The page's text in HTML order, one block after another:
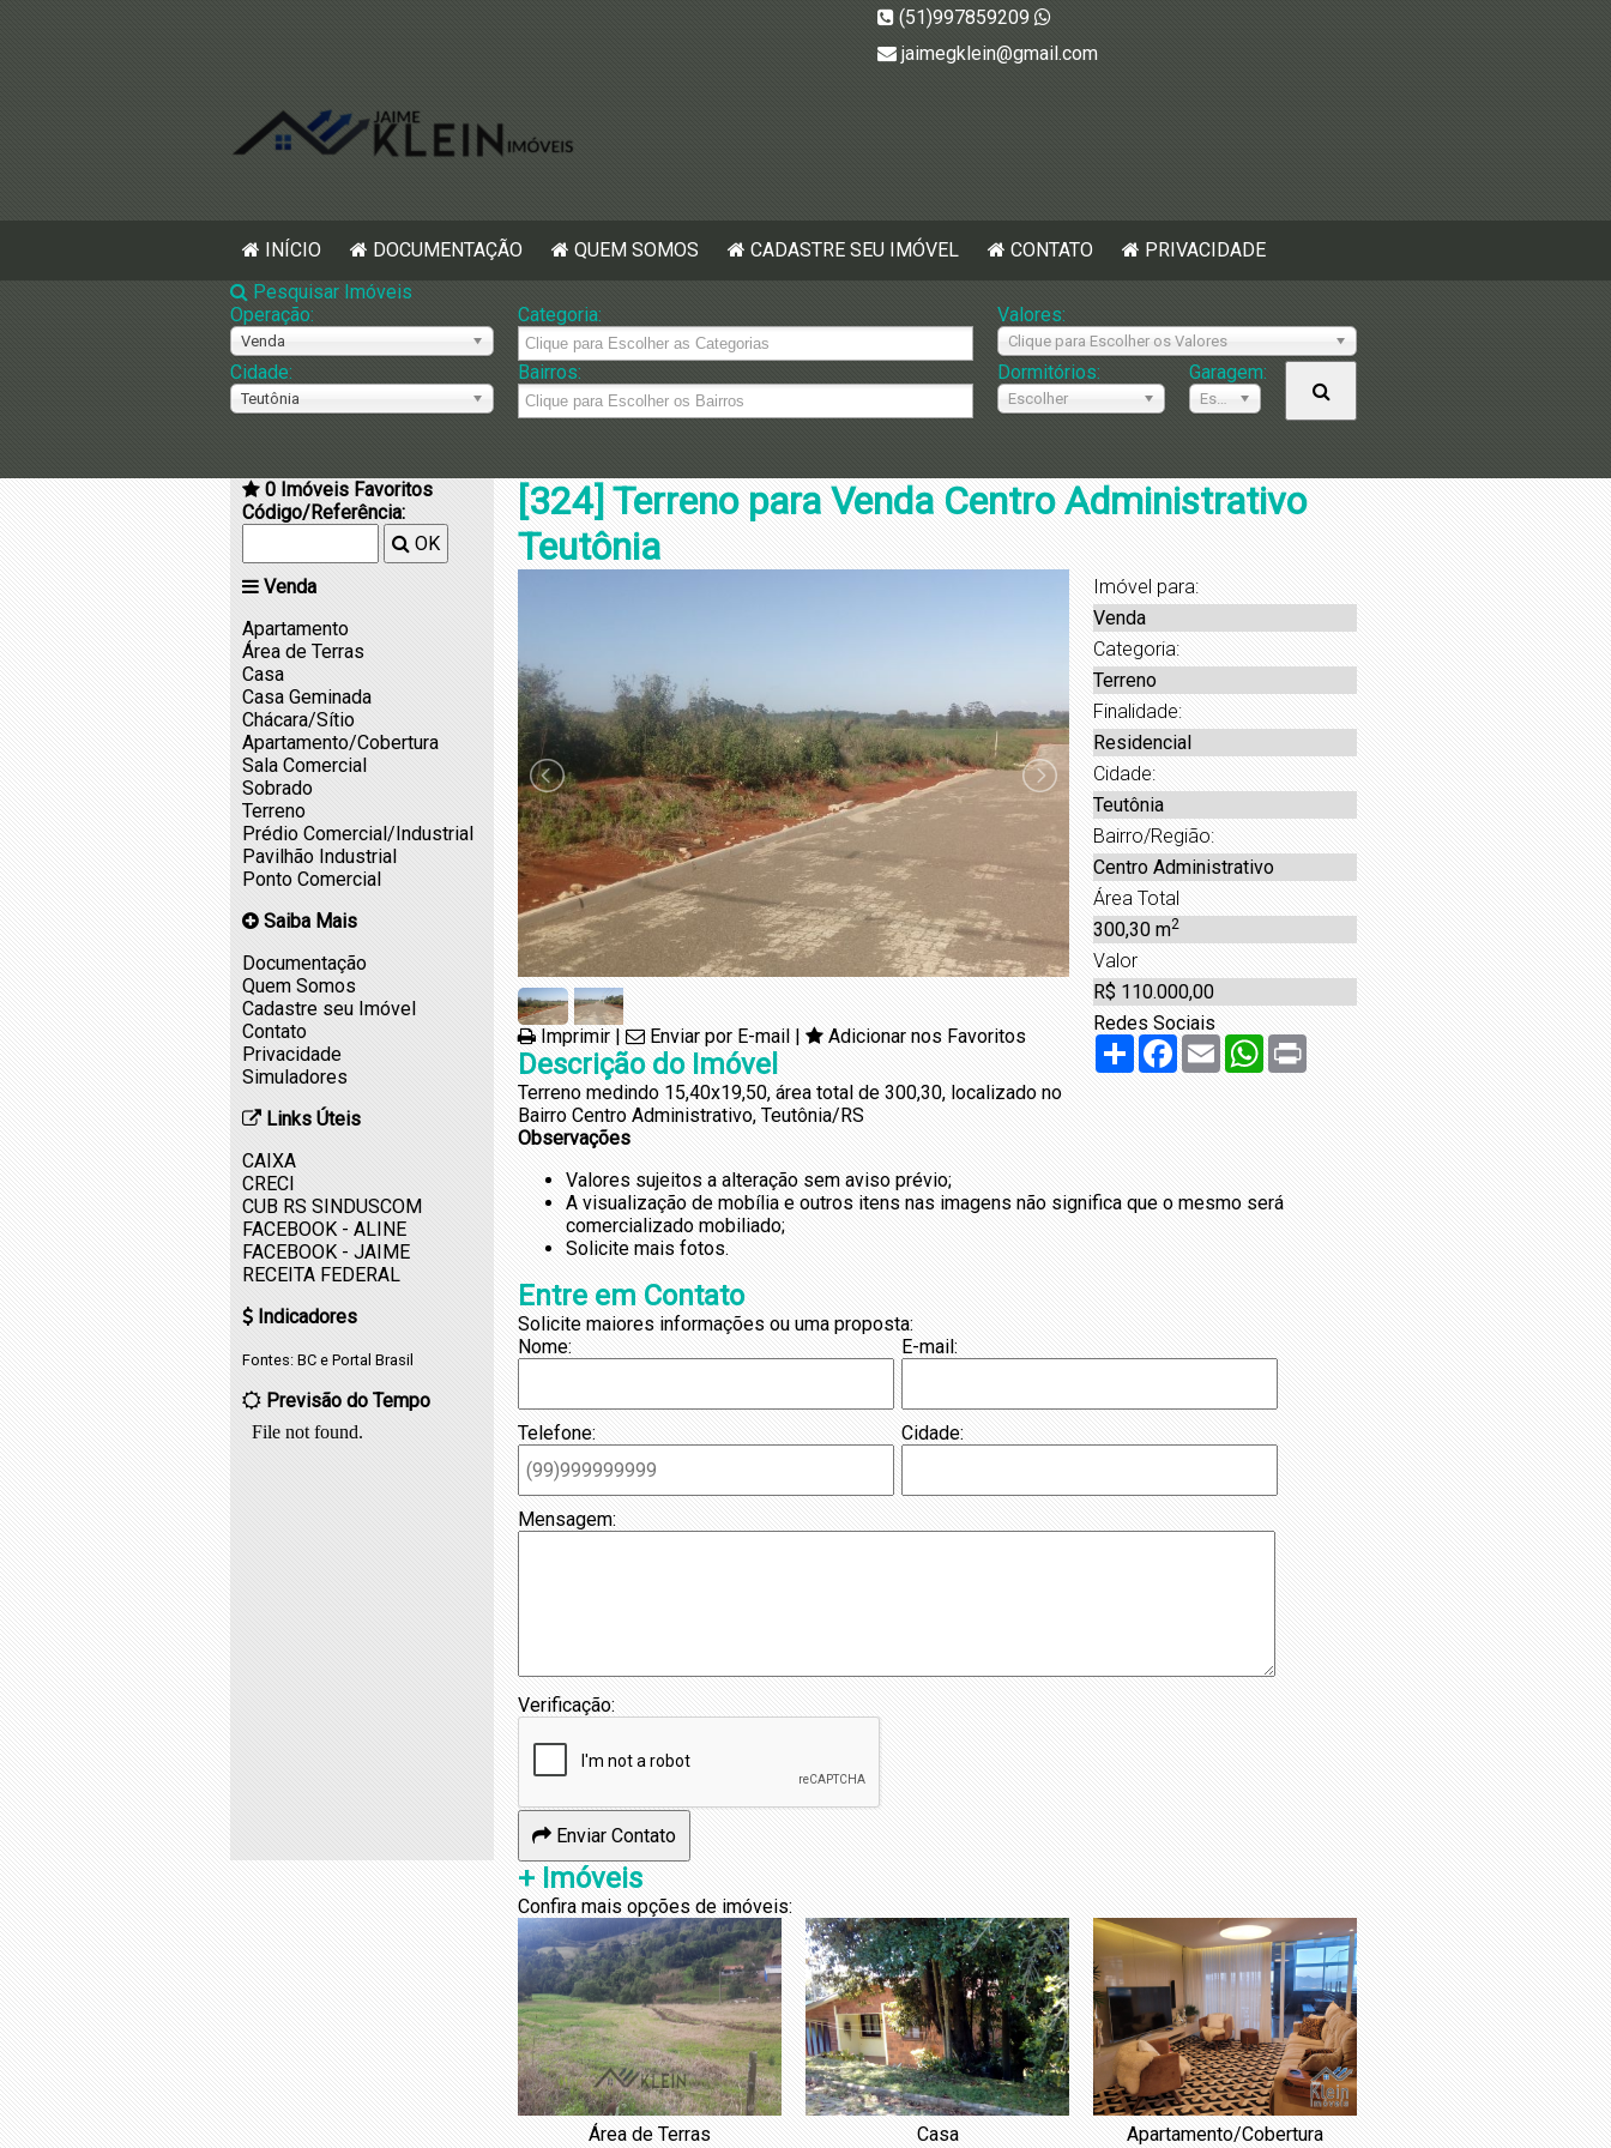
(51)997859209
jaimegklein@gmail.com
INÍCIO DOCUMENTAÇÃO QUEM SOMOS CADASTRE SEU IMÓVEL CONTATO
PRIVACIDADE
Pesquisar Imóveis
Operação:
Venda
Categoria: Valores:
Clique para Escolher os Valores
Cidade:
Teutônia
Bairros: Dormitórios:
Escolher
Garagem:
Escolher
0 Imóveis Favoritos
Código/Referência:
OK
Venda
Apartamento
Área de Terras
Casa
Casa Geminada
Chácara/Sítio
Apartamento/Cobertura
Sala Comercial
Sobrado
Terreno
Prédio Comercial/Industrial
Pavilhão Industrial
Ponto Comercial
Saiba Mais
Documentação
Quem Somos
Cadastre seu Imóvel
Contato
Privacidade
Simuladores
Links Úteis
CAIXA
CRECI
CUB RS SINDUSCOM
FACEBOOK - ALINE
FACEBOOK - JAIME
RECEITA FEDERAL
Indicadores
Fontes: BC e Portal Brasil
Previsão do Tempo
[324] Terreno para Venda Centro Administrativo
Teutônia
Imprimir | Enviar por E-mail | Adicionar nos Favoritos
Descrição do Imóvel
Terreno medindo 15,40x19,50, área total de 300,30, localizado no
Bairro Centro Administrativo, Teutônia/RS
Imóvel para:
Venda
Categoria:
Terreno
Finalidade:
Residencial
Cidade:
Teutônia
Bairro/Região:
Centro Administrativo
Área Total
300,30 m2
Valor
R$ 110.000,00
Redes Sociais
Share Facebook
Email WhatsApp
Observações
Valores sujeitos a alteração sem aviso prévio;
A visualização de mobília e outros itens nas imagens não significa que o mesmo será
comercializado mobiliado;
Solicite mais fotos.
Entre em Contato
Solicite maiores informações ou uma proposta:
Nome:
Telefone:
E-mail:
Cidade:
Mensagem:
Verificação:
Enviar Contato
+ Imóveis
Confira mais opções de imóveis:
Área de Terras Casa Apartamento/Cobertura